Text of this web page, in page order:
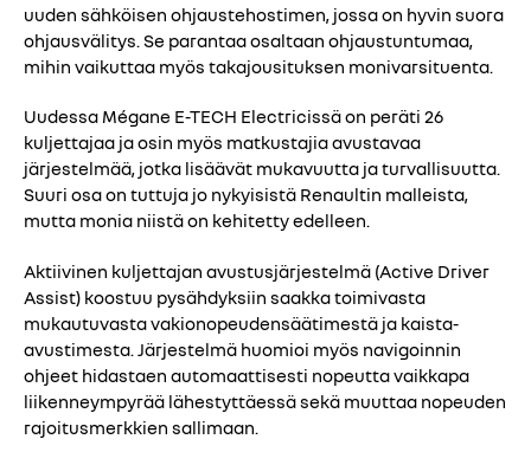
uuden sähköisen ohjaustehostimen, jossa on hyvin suora
ohjausvälitys. Se parantaa osaltaan ohjaustuntumaa,
mihin vaikuttaa myös takajousituksen monivarsituenta.
Uudessa Mégane E-TECH Electricissä on peräti 26
kuljettajaa ja osin myös matkustajia avustavaa
järjestelmää, jotka lisäävät mukavuutta ja turvallisuutta.
Suuri osa on tuttuja jo nykyisistä Renaultin malleista,
mutta monia niistä on kehitetty edelleen.
Aktiivinen kuljettajan avustusjärjestelmä (Active Driver
Assist) koostuu pysähdyksiin saakka toimivasta
mukautuvasta vakionopeudensäätimestä ja kaista-
avustimesta. Järjestelmä huomioi myös navigoinnin
ohjeet hidastaen automaattisesti nopeutta vaikkapa
liikenneympyrää lähestyttäessä sekä muuttaa nopeuden
rajoitusmerkkien sallimaan.